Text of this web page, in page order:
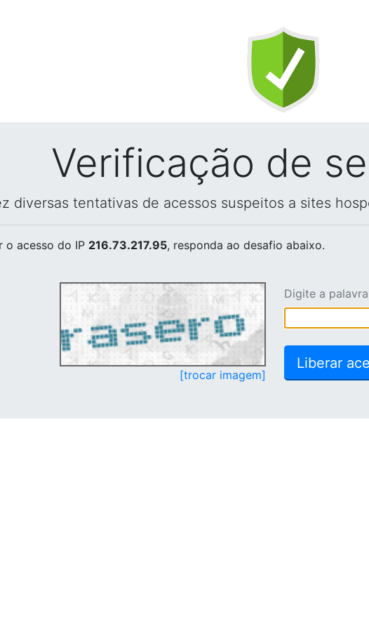
Verificação de
diversas tentativas de acessos suspeitos a sites
o acesso do IP 216.73.217.95, responda ao desafio abaixo.
[trocar imagem]
Digite a